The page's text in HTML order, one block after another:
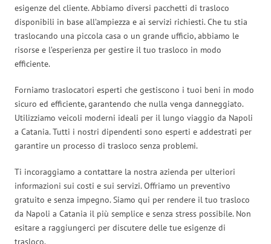
esigenze del cliente. Abbiamo diversi pacchetti di trasloco
disponibili in base all’ampiezza e ai servizi richiesti. Che tu stia
traslocando una piccola casa o un grande ufficio, abbiamo le
risorse e l’esperienza per gestire il tuo trasloco in modo
efficiente.
Forniamo traslocatori esperti che gestiscono i tuoi beni in modo
sicuro ed efficiente, garantendo che nulla venga danneggiato.
Utilizziamo veicoli moderni ideali per il lungo viaggio da Napoli
a Catania. Tutti i nostri dipendenti sono esperti e addestrati per
garantire un processo di trasloco senza problemi.
Ti incoraggiamo a contattare la nostra azienda per ulteriori
informazioni sui costi e sui servizi. Offriamo un preventivo
gratuito e senza impegno. Siamo qui per rendere il tuo trasloco
da Napoli a Catania il più semplice e senza stress possibile. Non
esitare a raggiungerci per discutere delle tue esigenze di
trasloco.